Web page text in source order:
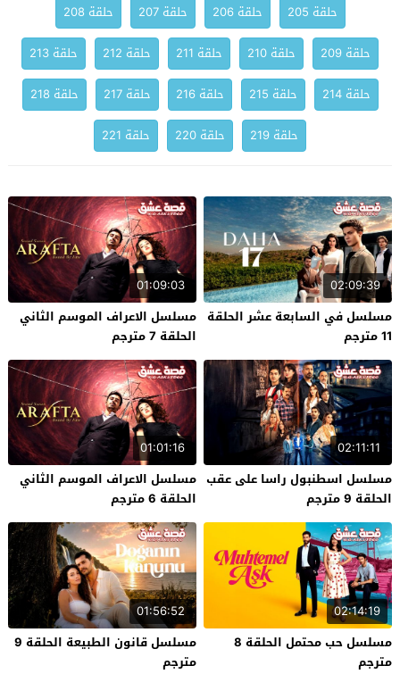
حلقة 205
حلقة 206 حلقة 207
حلقة 208
حلقة 209
حلقة 210 حلقة 211 حلقة 212
حلقة 213
حلقة 214
حلقة 215 حلقة 216 حلقة 217
حلقة 218
حلقة 219
حلقة 220 حلقة 221
02:09:39
مسلسل في السابعة عشر الحلقة
11 مترجم
01:09:03
مسلسل الاعراف الموسم الثاني
الحلقة 7 مترجم
02:11:11
مسلسل اسطنبول راسا على عقب
الحلقة 9 مترجم
01:01:16
مسلسل الاعراف الموسم الثاني
الحلقة 6 مترجم
02:14:19
مسلسل حب محتمل الحلقة 8
مترجم
01:56:52
مسلسل قانون الطبيعة الحلقة 9
مترجم